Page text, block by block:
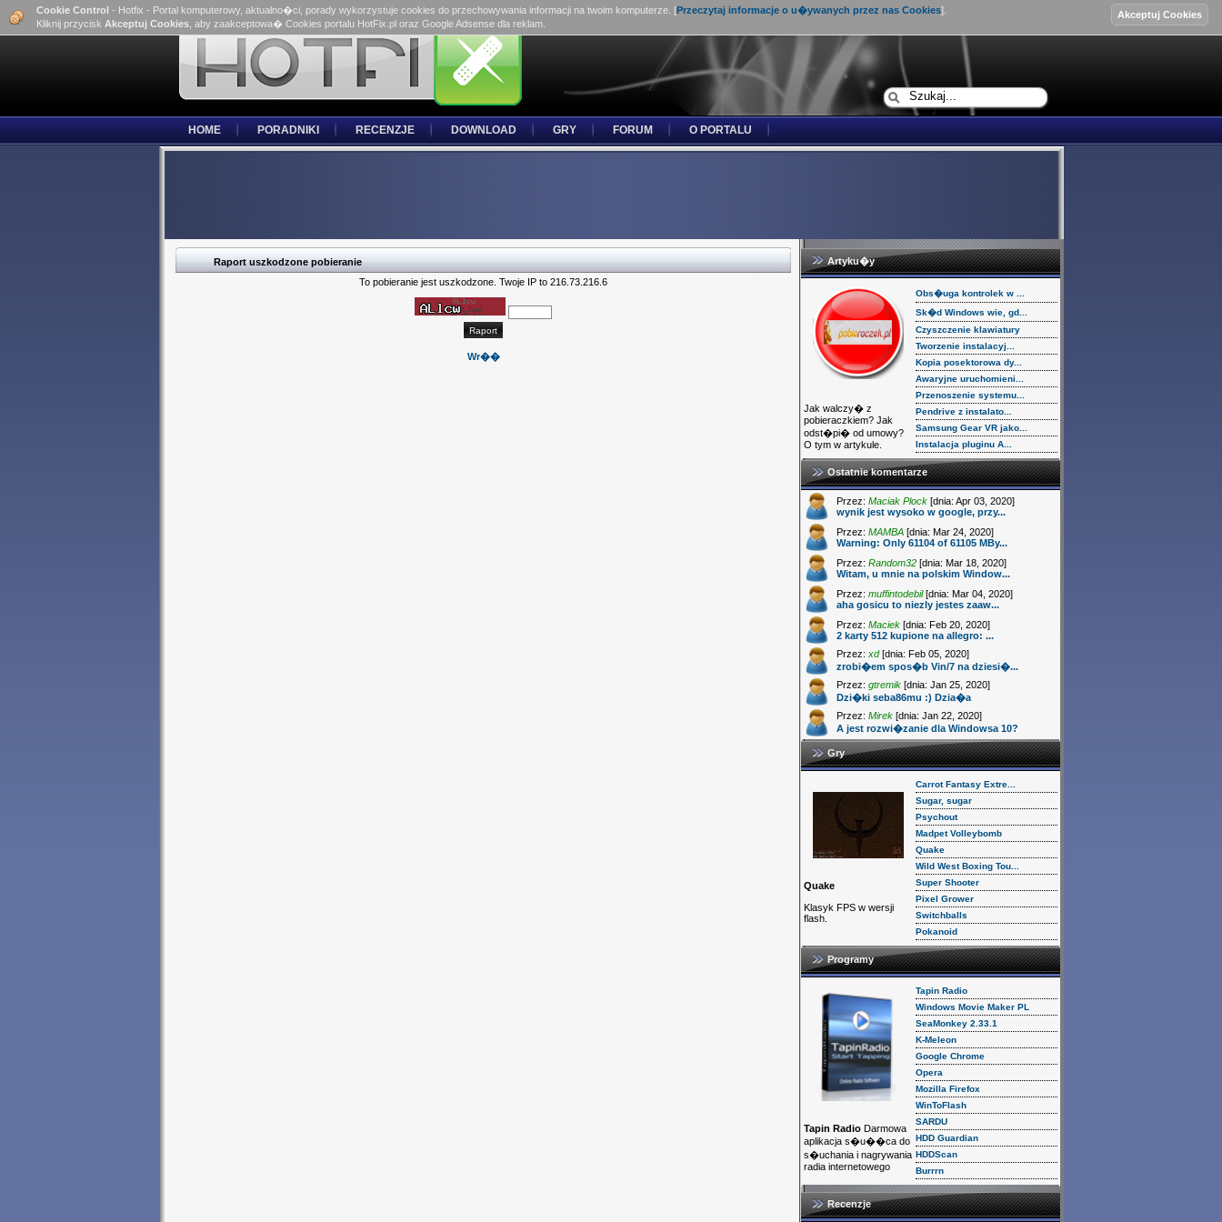
Cookie Control - Hotfix - Portal komputerowy, aktualno�ci, porady wykorzystuje cookies do przechowywania informacji na twoim komputerze. [Przeczytaj informacje o u�ywanych przez nas Cookies].
Kliknij przycisk Akceptuj Cookies , aby zaakceptowa� Cookies portalu HotFix.pl oraz Google Adsense dla reklam.
HOME PORADNIKI RECENZJE DOWNLOAD GRY FORUM O PORTALU
Raport uszkodzone pobieranie
To pobieranie jest uszkodzone. Twoje IP to 216.73.216.6
Wr��
Artyku�y
Jak walczy� z
pobieraczkiem? Jak
odst�pi� od umowy?
O tym w artykule.
Obs�uga kontrolek w ...
Sk�d Windows wie, gd...
Czyszczenie klawiatury
Tworzenie instalacyj...
Kopia posektorowa dy...
Awaryjne uruchomieni...
Przenoszenie systemu...
Pendrive z instalato...
Samsung Gear VR jako...
Instalacja pluginu A...
Ostatnie komentarze
Przez: Maciak Plock [dnia: Apr 03, 2020]
wynik jest wysoko w google, przy...
Przez: MAMBA [dnia: Mar 24, 2020]
Warning: Only 61104 of 61105 MBy...
Przez: Random32 [dnia: Mar 18, 2020]
Witam, u mnie na polskim Window...
Przez: muffintodebil[dnia: Mar 04, 2020]
aha gosicu to niezly jestes zaaw...
Przez: Maciek [dnia: Feb 20, 2020]
2 karty 512 kupione na allegro: ...
Przez: xd[dnia: Feb 05, 2020]
zrobi�em spos�b Vin/7 na dziesi�...
Przez: gtremik [dnia: Jan 25, 2020]
Dzi�ki seba86mu :) Dzia�a
Przez: Mirek [dnia: Jan 22, 2020]
A jest rozwi�zanie dla Windowsa 10?
Gry
Quake
Klasyk FPS w wersji
flash.
Carrot Fantasy Extre...
Sugar, sugar
Psychout
Madpet Volleybomb
Quake
Wild West Boxing Tou...
Super Shooter
Pixel Grower
Switchballs
Pokanoid
Programy
Tapin Radio Darmowa
aplikacja s�u��ca do
s�uchania i nagrywania
radia internetowego
Tapin Radio
Windows Movie Maker PL
SeaMonkey 2.33.1
K-Meleon
Google Chrome
Opera
Mozilla Firefox
WinToFlash
SARDU
HDD Guardian
HDDScan
Burrrn
Recenzje